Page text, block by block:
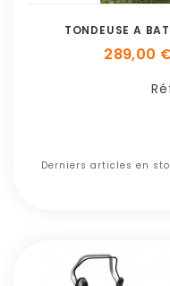
TONDEUSE A
289,00
Derniers articles en